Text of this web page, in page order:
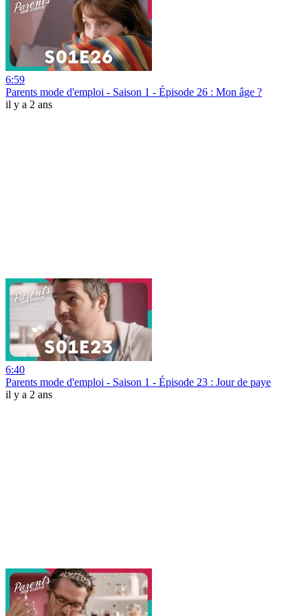
6:59
Parents mode d'emploi - Saison 1 - Épisode 26 : Mon âge ?
il y a 2 ans
6:40
Parents mode d'emploi - Saison 1 - Épisode 23 : Jour de paye
il y a 2 ans